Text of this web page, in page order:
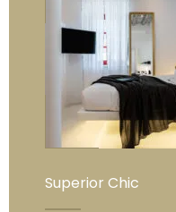
Superior Chic